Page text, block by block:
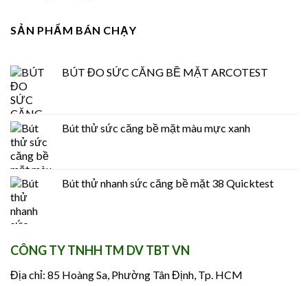
SẢN PHẨM BÁN CHẠY
BÚT ĐO SỨC CĂNG BỀ MẶT ARCOTEST
Bút thử sức căng bề mặt màu mực xanh
Bút thử nhanh sức căng bề mặt 38 Quicktest
CÔNG TY TNHH TM DV TBT VN
Địa chỉ: 85 Hoàng Sa, Phường Tân Định, Tp. HCM